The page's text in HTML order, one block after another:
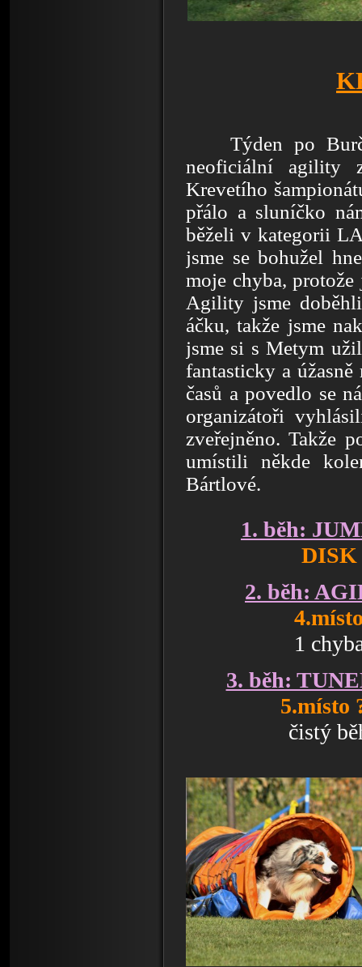
Týden po
neoficiální agility
Krevetího
přálo a sluníčko
běželi v kategorii
jsme se bohužel
moje chyba,
Agility jsme
áčku, takže jsme
jsme si s Metym
fantasticky a
časů a povedlo se
organizátoři
zveřejněno. Takže
umístili někde
Bártlové.
1. běh:
DISK
2. běh:
1
3. běh:
5.místo
čistý